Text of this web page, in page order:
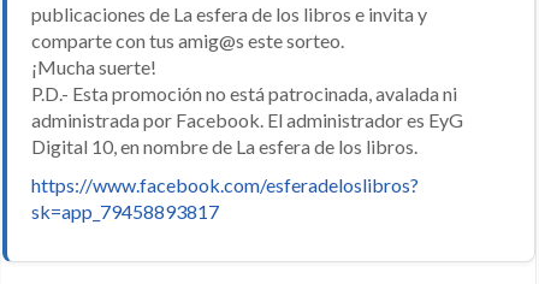
publicaciones de La esfera de los libros e invita y
comparte con tus amig@s este sorteo.
¡Mucha suerte!
P.D.- Esta promoción no está patrocinada, avalada ni
administrada por Facebook. El administrador es EyG
Digital 10, en nombre de La esfera de los libros.
https://www.facebook.com/esferadeloslibros?
sk=app_79458893817